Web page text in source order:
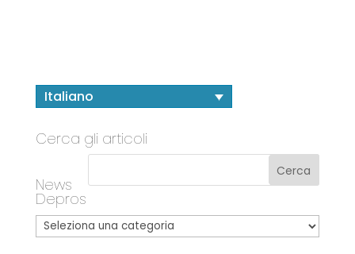
Italiano
Cerca gli articoli
News
Depros